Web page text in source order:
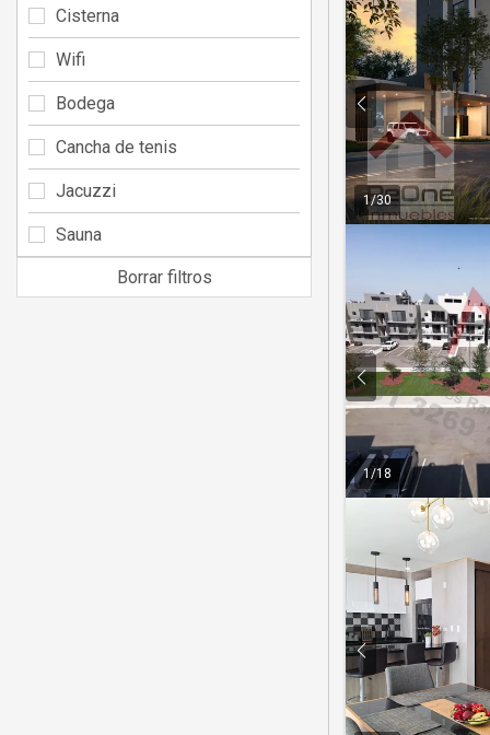
1/30
1/18
Cisterna
Wifi
Bodega
Cancha de tenis
Jacuzzi
Sauna
Borrar filtros